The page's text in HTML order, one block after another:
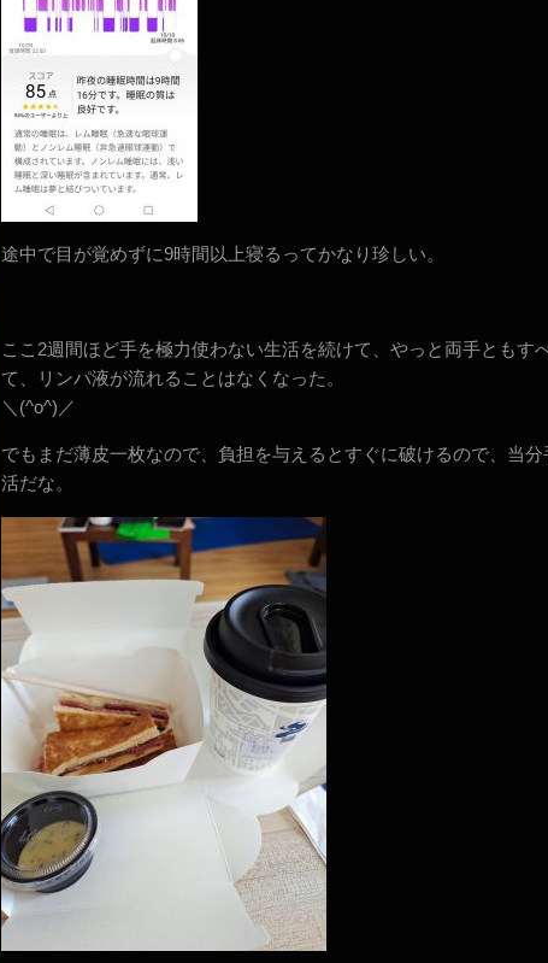
途中で目が覚めずに9時間以上寝るってかなり珍しい。
ここ2週間ほど手を極力使わない生活を続けて、やっと両手ともす
て、リンパ液が流れることはなくなった。
＼(^o^)／
でもまだ薄皮一枚なので、負担を与えるとすぐに破けるので、当
活だな。